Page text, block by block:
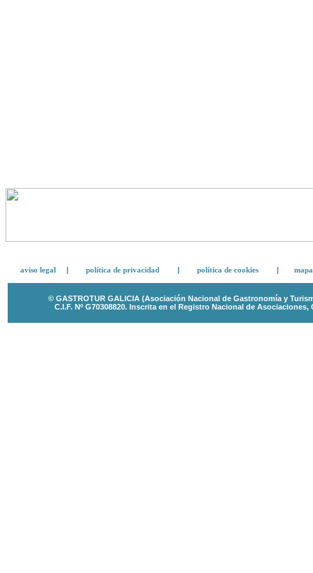
aviso legal | política de privacidad | política de cookies |
© GASTROTUR GALICIA (Asociación Nacional de Gastronomía y
C.I.F. Nº G70308820. Inscrita en el Registro Nacional de Asociaciones,